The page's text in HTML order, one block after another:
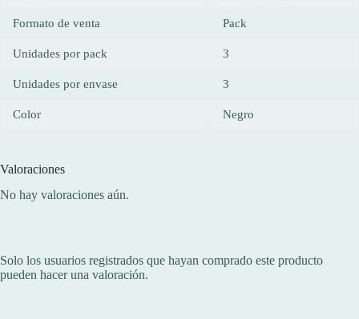
Formato de venta Pack
Unidades por pack 3
Unidades por envase 3
Color Negro
Valoraciones
No hay valoraciones aún.
Solo los usuarios registrados que hayan comprado este producto
pueden hacer una valoración.